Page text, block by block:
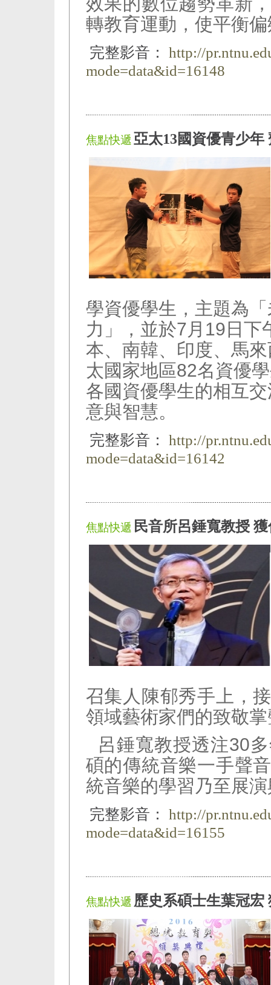
轉教育運動，使平衡
完整影音：
http://
mode=data&id=16148
焦點快遞 亞太13國資優青少年
學資優學生，主題為
力」，並於7月19日下
本、南韓、印度、馬
太國家地區82名資優
各國資優學生的相互
意與智慧。
完整影音：
http://
mode=data&id=16142
焦點快遞 民音所呂錘寬教授
召集人陳郁秀手上，
領域藝術家們的致敬
呂錘寬教授透注30
碩的傳統音樂一手聲
統音樂的學習乃至展
完整影音：
http://
mode=data&id=16155
焦點快遞 歷史系碩士生葉冠宏